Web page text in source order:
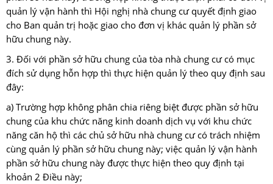
quản lý vận hành thì Hội nghị nhà chung cư quyết định giao
cho Ban quản trị hoặc giao cho đơn vị khác quản lý phần sở
hữu chung này.
3. Đối với phần sở hữu chung của tòa nhà chung cư có mục
đích sử dụng hỗn hợp thì thực hiện quản lý theo quy định sau
đây:
a) Trường hợp không phân chia riêng biệt được phần sở hữu
chung của khu chức năng kinh doanh dịch vụ với khu chức
năng căn hộ thì các chủ sở hữu nhà chung cư có trách nhiệm
cùng quản lý phần sở hữu chung này; việc quản lý vận hành
phần sở hữu chung này được thực hiện theo quy định tại
khoản 2 Điều này;